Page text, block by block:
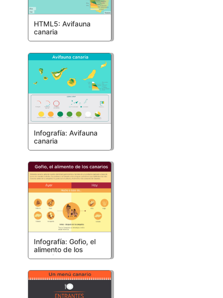
HTML5: Avifauna
canaria
Infografía: Avifauna
canaria
Infografía: Gofio, el
alimento de los
canarios